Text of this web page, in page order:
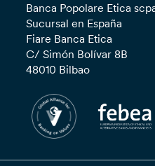
Banca Popolare Etica
Sucursal en España
Fiare Banca Etica
C/ Simón Bolívar 8B
48010 Bilbao